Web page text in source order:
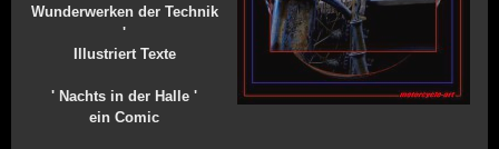
Wunderwerken der Technik
'
Illustriert Texte
' Nachts in der Halle '
ein Comic